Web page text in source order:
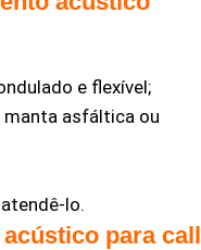
e flexível;
manta asfáltica ou
lo.
para call